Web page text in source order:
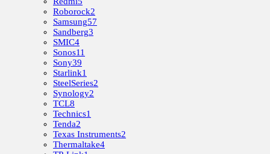
Roborock2
Samsung57
Sandberg3
SMIC4
Sonos11
Sony39
Starlink1
SteelSeries2
Synology2
TCL8
Technics1
Tenda2
Texas Instruments2
Thermaltake4